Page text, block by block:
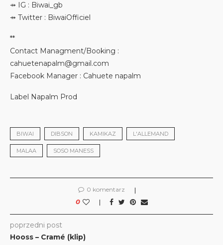
⤀ IG : Biwai_gb
⤀ Twitter : BiwaiOfficiel
**
Contact Managment/Booking :
cahuetenapalm@gmail.com
Facebook Manager : Cahuete napalm
Label Napalm Prod
BIWAI DIBSON KAMIKAZ L'ALLEMAND
MALAA SOSO MANESS
0 komentarz
0
poprzedni post
Hooss – Cramé (klip)